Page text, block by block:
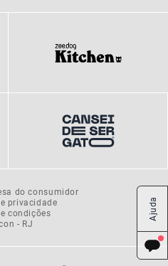
do consumidor
privacidade
condições
- RJ
Ajuda